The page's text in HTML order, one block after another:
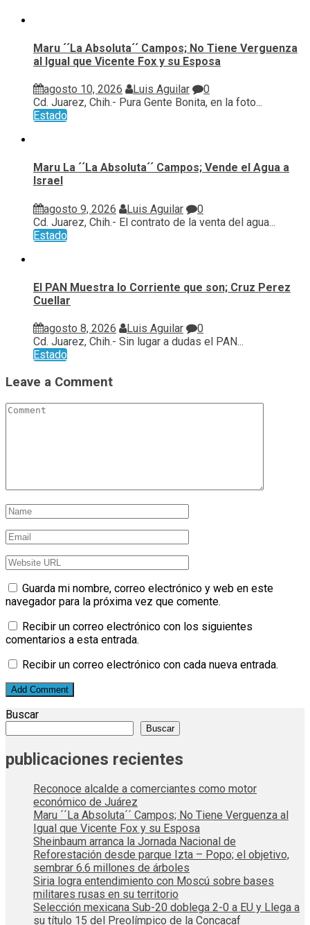
Maru ´´La Absoluta´´ Campos; No Tiene Verguenza
al Igual que Vicente Fox y su Esposa
agosto 10, 2026 Luis Aguilar
0
Cd. Juarez, Chih.- Pura Gente Bonita, en la foto...
Estado
Maru La ´´La Absoluta´´ Campos; Vende el Agua a
Israel
agosto 9, 2026 Luis Aguilar
0
Cd. Juarez, Chih.- El contrato de la venta del agua...
Estado
El PAN Muestra lo Corriente que son; Cruz Perez
Cuellar
agosto 8, 2026 Luis Aguilar
0
Cd. Juarez, Chih.- Sin lugar a dudas el PAN...
Estado
Leave a Comment
Guarda mi nombre, correo electrónico y web en este
navegador para la próxima vez que comente.
Recibir un correo electrónico con los siguientes
comentarios a esta entrada.
Recibir un correo electrónico con cada nueva entrada.
Buscar
Buscar
publicaciones recientes
Reconoce alcalde a comerciantes como motor
económico de Juárez
Maru ´´La Absoluta´´ Campos; No Tiene Verguenza al
Igual que Vicente Fox y su Esposa
Sheinbaum arranca la Jornada Nacional de
Reforestación desde parque Izta – Popo; el objetivo,
sembrar 6.6 millones de árboles
Siria logra entendimiento con Moscú sobre bases
militares rusas en su territorio
Selección mexicana Sub-20 doblega 2-0 a EU y Llega a
su título 15 del Preolímpico de la Concacaf